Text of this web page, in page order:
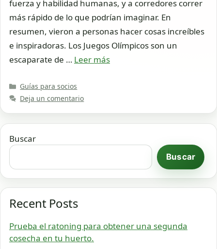
fuerza y habilidad humanas, y a corredores correr
más rápido de lo que podrían imaginar. En
resumen, vieron a personas hacer cosas increíbles
e inspiradoras. Los Juegos Olímpicos son un
escaparate de … Leer más
Categorías
Guías para socios
Deja un comentario
Buscar
Buscar
Recent Posts
Prueba el ratoning para obtener una segunda
cosecha en tu huerto.